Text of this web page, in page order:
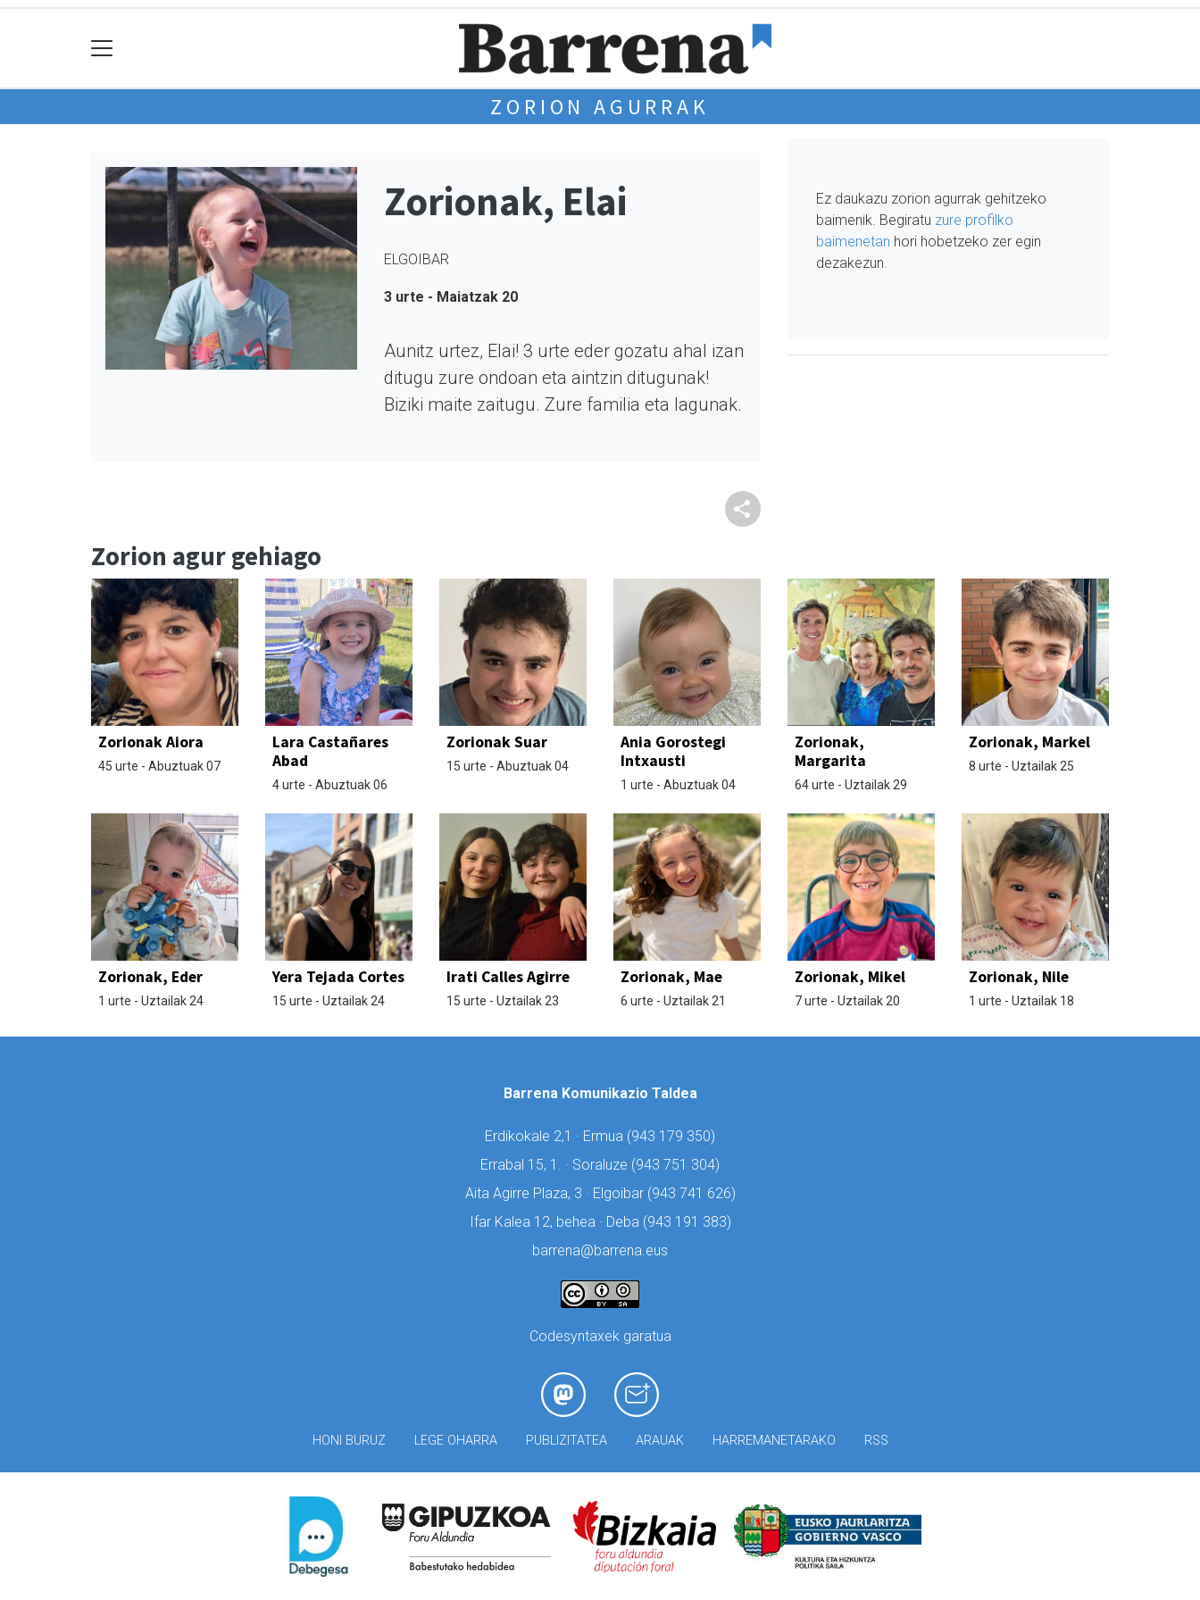
ZORION AGURRAK
Zorionak, Elai
ELGOIBAR
3 urte - Maiatzak 20
Aunitz urtez, Elai! 3 urte eder gozatu ahal izan
ditugu zure ondoan eta aintzin ditugunak!
Biziki maite zaitugu. Zure familia eta lagunak.
Ez daukazu zorion agurrak gehitzeko
baimenik. Begiratu zure profilko
baimenetan hori hobetzeko zer egin
dezakezun.
Zorion agur gehiago
Zorionak Aiora
45 urte - Abuztuak 07
Lara Castañares
Abad
4 urte - Abuztuak 06
Zorionak Suar
15 urte - Abuztuak 04
Ania Gorostegi
Intxausti
1 urte - Abuztuak 04
Zorionak,
Margarita
64 urte - Uztailak 29
Zorionak, Markel
8 urte - Uztailak 25
Zorionak, Eder
1 urte - Uztailak 24
Yera Tejada Cortes
15 urte - Uztailak 24
Irati Calles Agirre
15 urte - Uztailak 23
Zorionak, Mae
6 urte - Uztailak 21
Zorionak, Mikel
7 urte - Uztailak 20
Zorionak, Nile
1 urte - Uztailak 18
Barrena Komunikazio Taldea
Erdikokale 2,1 · Ermua (943 179 350)
Errabal 15, 1. · Soraluze (943 751 304)
Aita Agirre Plaza, 3 · Elgoibar (943 741 626)
Ifar Kalea 12, behea · Deba (943 191 383)
barrena@barrena.eus
Codesyntaxek garatua
HONI BURUZ LEGE OHARRA PUBLIZITATEA ARAUAK HARREMANETARAKO RSS